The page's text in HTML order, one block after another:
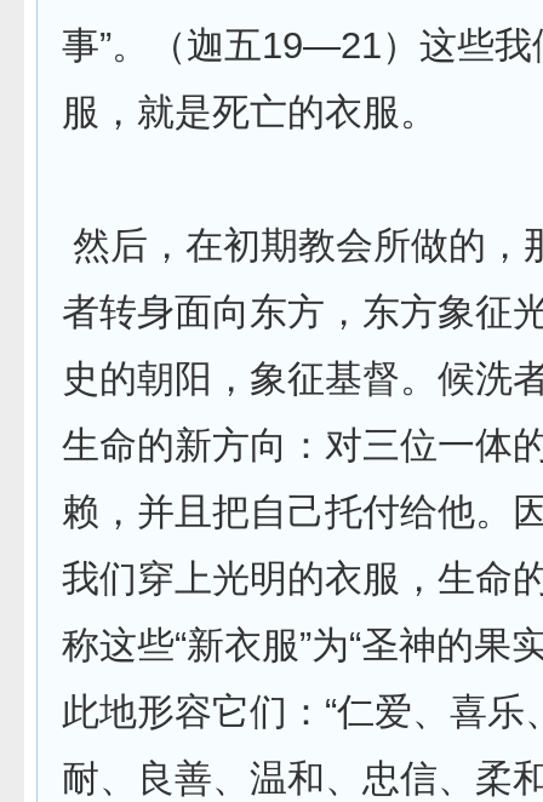
事”。（迦五19—21）这些我
服，就是死亡的衣服。
然后，在初期教会所做的，
者转身面向东方，东方象征
史的朝阳，象征基督。候洗
生命的新方向：对三位一体
赖，并且把自己托付给他。
我们穿上光明的衣服，生命
称这些“新衣服”为“圣神的果
此地形容它们：“仁爱、喜乐
耐、良善、温和、忠信、柔